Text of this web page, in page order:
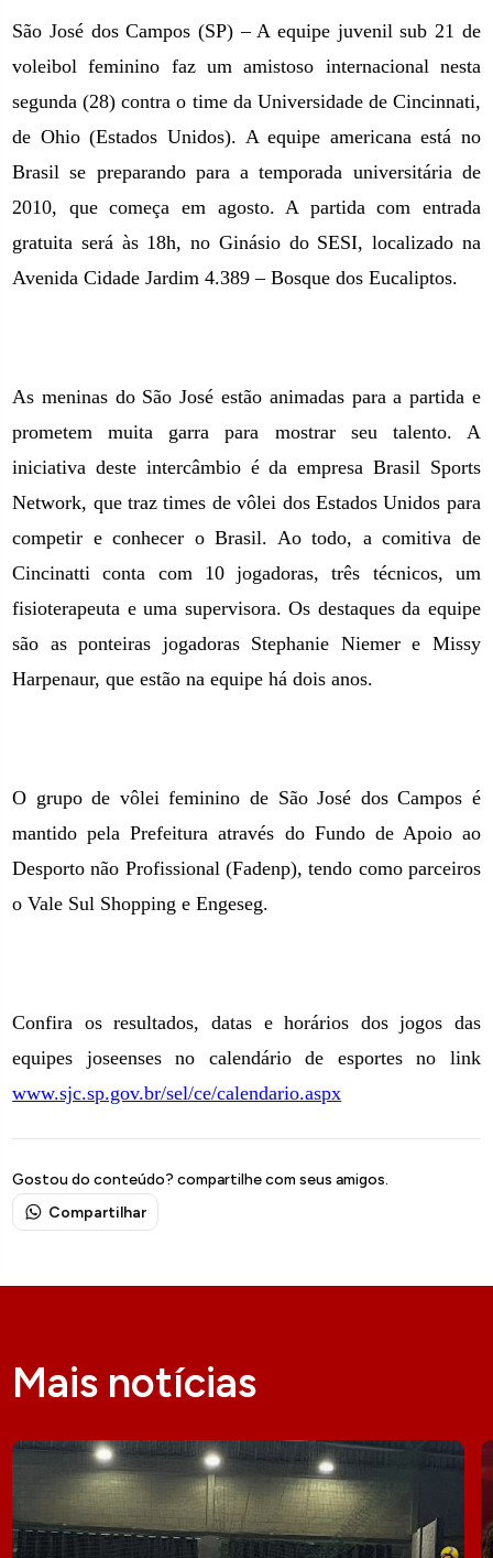
São José dos Campos (SP) – A equipe juvenil sub 21 de
voleibol feminino faz um amistoso internacional nesta
segunda (28) contra o time da Universidade de Cincinnati,
de Ohio (Estados Unidos). A equipe americana está no
Brasil se preparando para a temporada universitária de
2010, que começa em agosto. A partida com entrada
gratuita será às 18h, no Ginásio do SESI, localizado na
Avenida Cidade Jardim 4.389 – Bosque dos Eucaliptos.
As meninas do São José estão animadas para a partida e
prometem muita garra para mostrar seu talento. A
iniciativa deste intercâmbio é da empresa Brasil Sports
Network, que traz times de vôlei dos Estados Unidos para
competir e conhecer o Brasil. Ao todo, a comitiva de
Cincinatti conta com 10 jogadoras, três técnicos, um
fisioterapeuta e uma supervisora. Os destaques da equipe
são as ponteiras jogadoras Stephanie Niemer e Missy
Harpenaur, que estão na equipe há dois anos.
O grupo de vôlei feminino de São José dos Campos é
mantido pela Prefeitura através do Fundo de Apoio ao
Desporto não Profissional (Fadenp), tendo como parceiros
o Vale Sul Shopping e Engeseg.
Confira os resultados, datas e horários dos jogos das
equipes joseenses no calendário de esportes no link
www.sjc.sp.gov.br/sel/ce/calendario.aspx
Gostou do conteúdo? compartilhe com seus amigos.
Compartilhar
Mais notícias